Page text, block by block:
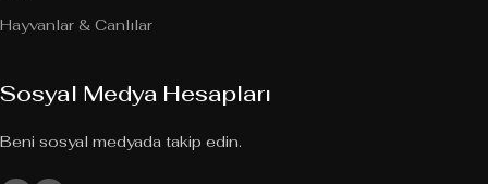
Hayvanlar & Canlılar
Sosyal Medya Hesapları
Beni sosyal medyada takip edin.